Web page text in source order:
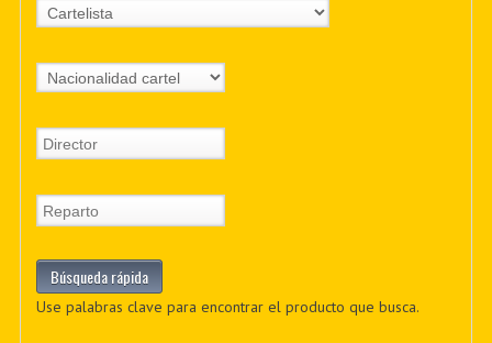
Use palabras clave para encontrar el producto que busca.